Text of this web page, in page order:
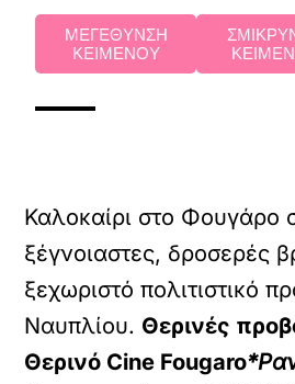
ΜΕΓΕΘΥΝΣΗ
ΚΕΙΜΕΝΟΥ
Καλοκαίρι στο Φουγάρο
ξέγνοιαστες, δροσερές
ξεχωριστό πολιτιστικό
Ναυπλίου. Θερινές
Θερινό Cine Fougaro